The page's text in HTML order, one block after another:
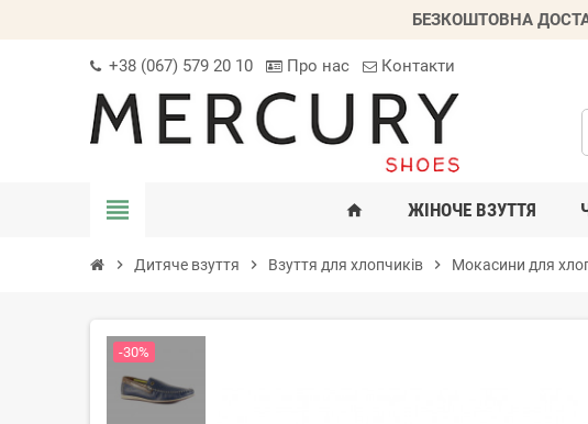
БЕЗКОШТОВНА
+38 (067) 579 20 10 Про нас Контакти
view_headline home ЖІНОЧЕ ВЗУТТЯ
chevron_right Дитяче взуття chevron_right Взуття для хлопчиків chevron_right Мокасини для
-30%